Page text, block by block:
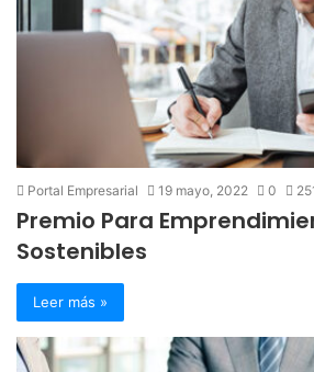
Portal Empresarial 19 mayo, 2022 0
Premio Para
Sostenibles
Leer más »